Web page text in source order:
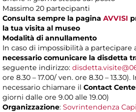
Massimo 20 partecipanti
Consulta sempre la pagina AVVISI
la tua visita al museo
Modalità di annullamento
In caso di impossibilità a partecipare
necessario comunicare la disdetta
seguente indirizzo:
ore 8.30 – 17.00/ ven. ore 8.30 –
necessario chiamare il Contact
giorni dalle ore 9.00 alle 19.00)
Organizzazione: Sovrintendenza